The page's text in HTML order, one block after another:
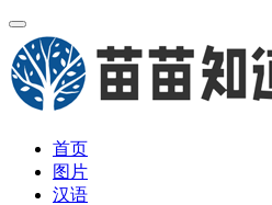
首页
图片
汉语